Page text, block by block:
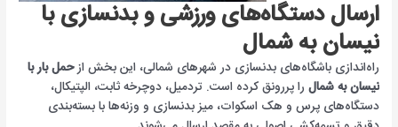
ارسال دستگاه‌های ورزشی و بدنسازی با
نیسان به شمال
راه‌اندازی باشگاه‌های بدنسازی در شهرهای شمالی، این بخش ازحمل بار با
نیسان به شمال را پررونق کرده است. تردمیل، دوچرخه ثابت، الپتیکال،
دستگاه‌های پرس و هک اسکوات، میز بدنسازی و وزنه‌ها با بسته‌بندی